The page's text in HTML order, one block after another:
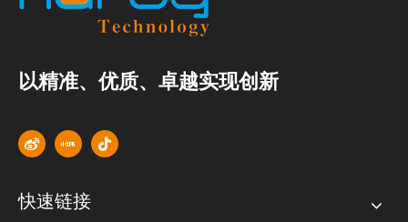
以精准、优质、卓越实现创新
快速链接